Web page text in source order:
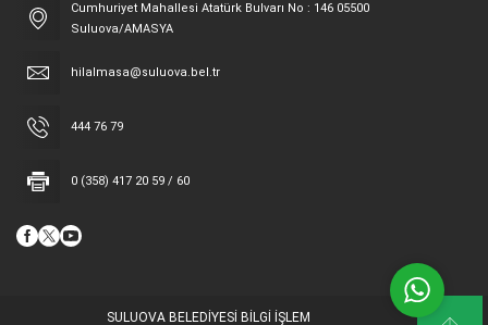
Cumhuriyet Mahallesi Atatürk Bulvarı No : 146 05500
Suluova/AMASYA
hilalmasa@suluova.bel.tr
444 76 79
0 (358) 417 20 59 / 60
SULUOVA BELEDİYESİ BİLGİ İŞLEM